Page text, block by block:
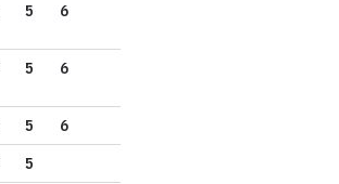
5 6
5 6
5
6
5